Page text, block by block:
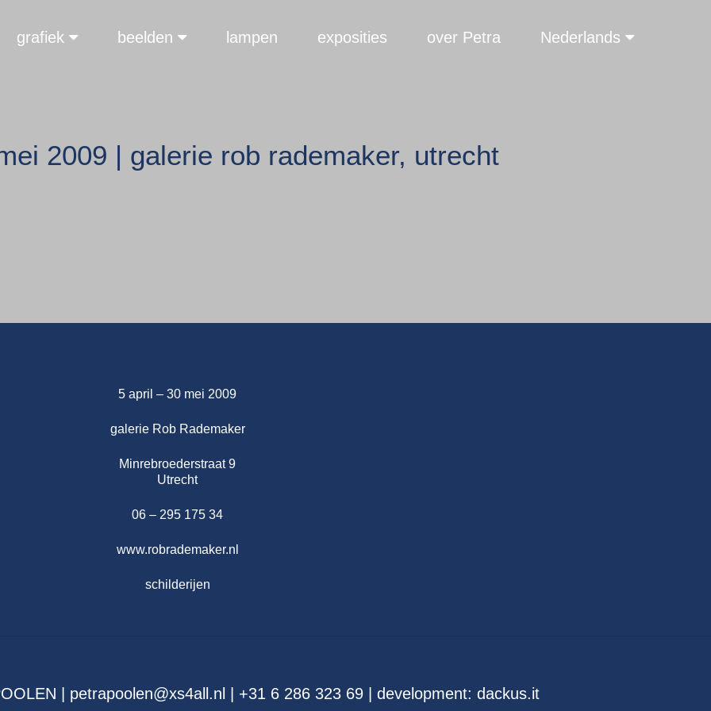
grafiek beelden lampen exposities over Petra Nederlands
2009 | galerie rob rademaker, utrecht
5 april – 30 mei 2009
galerie Rob Rademaker
Minrebroederstraat 9
Utrecht
06 – 295 175 34
www.robrademaker.nl
schilderijen
| petrapoolen@xs4all.nl | +31 6 286 323 69 | development: dackus.it